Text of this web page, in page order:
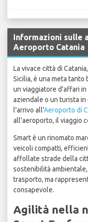
Informazioni sulle
Aeroporto Catania
La vivace città di
Sicilia, è una meta tanto
un viaggiatore d'affari
aziendale o un turista
l'arrivo all'Aeroporto di
all'aeroporto, il viaggio
Smart è un rinomato
veicoli compatti,
affollate strade della
sostenibilità
trasporto, ma
consapevole.
Agilità nella